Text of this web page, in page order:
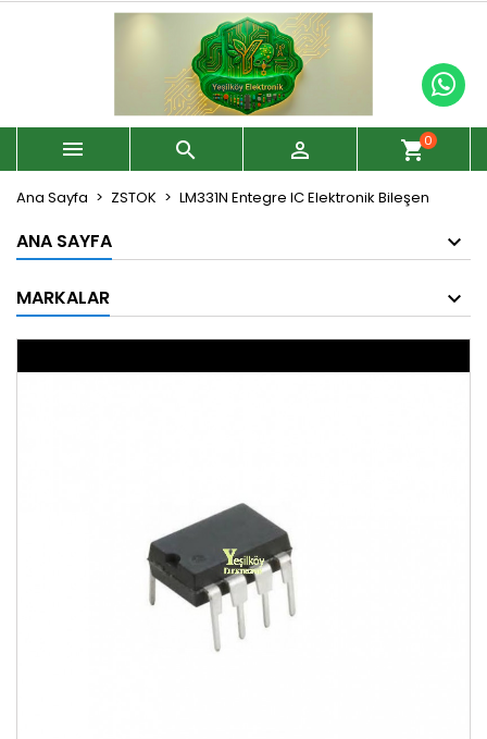
   shopping_cart0
Ana Sayfa ZSTOK LM331N Entegre IC Elektronik Bileşen
ANA SAYFA
MARKALAR